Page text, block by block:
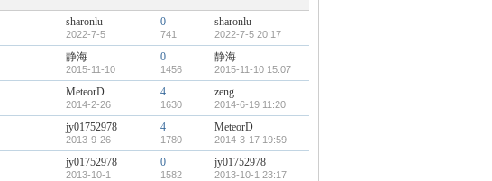
sharonlu
2022-7-5
0
741
sharonlu
2022-7-5 20:17
静海
2015-11-10
0
1456
静海
2015-11-10 15:07
MeteorD
2014-2-26
4
1630
zeng
2014-6-19 11:20
jy01752978
2013-9-26
4
1780
MeteorD
2014-3-17 19:59
jy01752978
2013-10-1
0
1582
jy01752978
2013-10-1 23:17